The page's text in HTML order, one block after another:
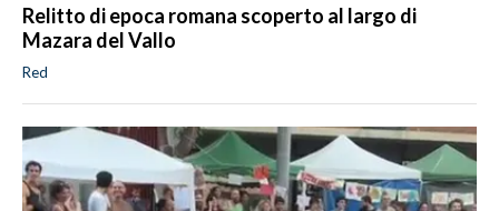
Relitto di epoca romana scoperto al largo di
Mazara del Vallo
Red